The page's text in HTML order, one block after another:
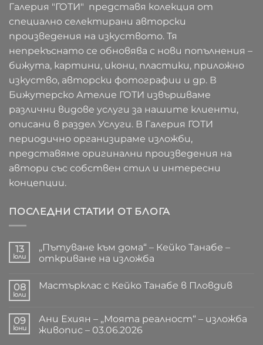
Галерия "ГОТИ" представя колекция от
специално селектирани авторски
произведения на изкуството. Тя
непрекъснато се обновява с нови попълнения –
бижута, картини, икони, пластики, приложно
изкуство, авторски фотографии и др. В
Бижутерско Ателие ГОТИ извършваме
различни видове услуги за нашите клиенти,
описани в раздел Услуги. В Галерия ГОТИ
периодично организираме изложби,
представяме оригинални произведения на
автори със собствен стил и интересни
концепции.
ПОСЛЕДНИ СТАТИИ ОТ БЛОГА
13
юли
„Пътуване към дома“ – Кейко Танабе –
откриване на изложба
за
„Пътуване
–
Кейко
Танабе
08
юли
Мастърклас с Кейко Танабе в Пловдив
Мастърклас
с
Кейко
09
юни
Ани Ехиян – „Моята реалност“ – изложба
живопис – 03.06.2026